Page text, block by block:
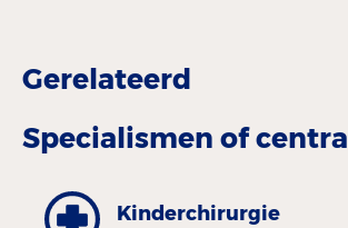
Gerelateerd
Specialismen of centra
Kinder­chirurgie